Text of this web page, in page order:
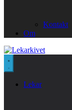
Kontakt
Om
Lekar